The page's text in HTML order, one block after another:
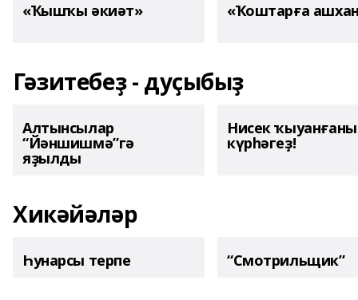
«Ҡышҡы әкиәт» «Ҡоштарға
Гәзитебеҙ - дуҫыбыҙ
Алтынсылар
“Йәншишмә”гә
яҙылды
Нисек
күрһәгеҙ!
Хикәйәләр
Һунарсы терпе “Смотрильщик”